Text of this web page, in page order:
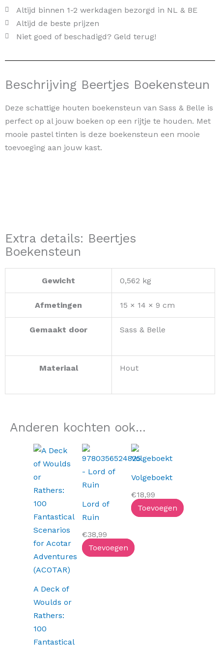
Altijd binnen 1-2 werkdagen bezorgd in NL & BE
Altijd de beste prijzen
Niet goed of beschadigd? Geld terug!
Beschrijving Beertjes Boekensteun
Deze schattige houten boekensteun van Sass & Belle is
perfect op al jouw boeken op een rijtje te houden. Met
mooie pastel tinten is deze boekensteun een mooie
toevoeging aan jouw kast.
Extra details: Beertjes
Boekensteun
Gewicht 0,562 kg
Afmetingen 15 × 14 × 9 cm
Gemaakt door Sass & Belle
Materiaal Hout
Anderen kochten ook...
A Deck of
Woulds or
Rathers:
100
Fantastical
Lord of
Ruin
€38,99
Toevoegen
Volgeboekt
€18,99
Toevoegen